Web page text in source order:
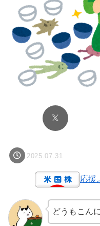
2025.07.31
応援
どうもこん